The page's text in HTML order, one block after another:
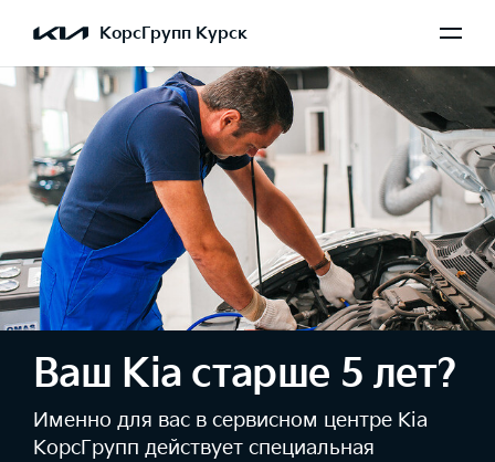
КорсГрупп Курск
Ваш Kia старше 5 лет?
Именно для вас в сервисном центре Kia
КорсГрупп действует специальная